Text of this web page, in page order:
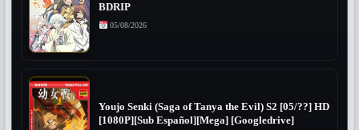
BDRIP
05/08/2026
Youjo Senki (Saga of Tanya the Evil) S2 [05/??] HD
[1080P][Sub Español][Mega] [Googledrive]